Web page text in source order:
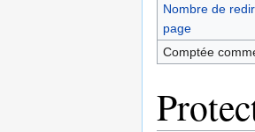
Nombre de
page
Comptée